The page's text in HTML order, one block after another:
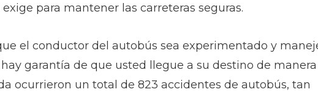
para mantener las carreteras seguras.
el conductor del autobús sea experimentado y
garantía de que usted llegue a su destino de manera
ocurrieron un total de 823 accidentes de autobús, tan